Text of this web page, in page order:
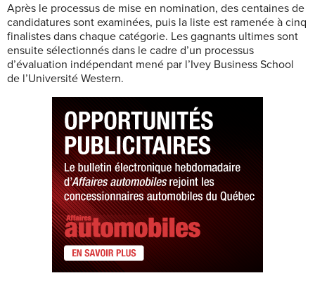
Après le processus de mise en nomination, des centaines de
candidatures sont examinées, puis la liste est ramenée à cinq
finalistes dans chaque catégorie. Les gagnants ultimes sont
ensuite sélectionnés dans le cadre d’un processus
d’évaluation indépendant mené par l’Ivey Business School
de l’Université Western.